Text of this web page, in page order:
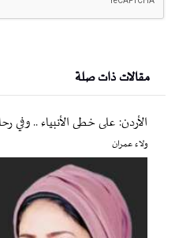
مقالات ذات صلة
الأردن: على خطى الأنبياء .. وفي
ولاء عمران